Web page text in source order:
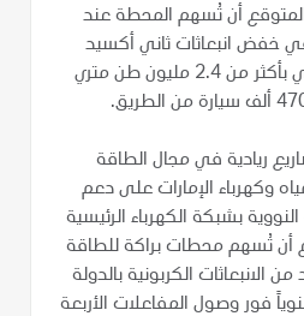
أن تُسهم المحطة عند
في خفض انبعاثات ثاني أكسيد
الكربون في إمارة أبوظبي بأكثر من 2.4 مليون طن متري
ريادية في مجال الطاقة
وكهرباء الإمارات على دعم
بشبكة الكهرباء الرئيسية
أن تُسهم محطات براكة للطاقة
الانبعاثات الكربونية بالدولة
طن سنوياً فور وصول المفاعلات الأربعة